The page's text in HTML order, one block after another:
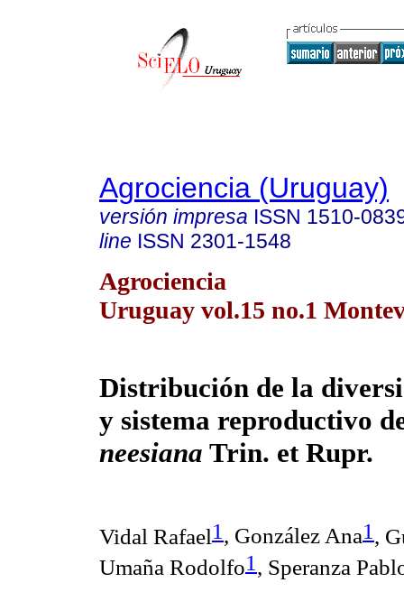
Agrociencia (Uruguay)
versión impresa ISSN 1510-
line ISSN 2301-1548
Agrociencia
Uruguay vol.15 no.1
Distribución de la
y sistema reproductivo
neesiana Trin. et Rupr.
Vidal Rafael1 , González Ana1 ,
Umaña Rodolfo1 , Speranza